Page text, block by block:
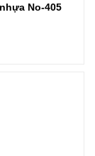
No-405